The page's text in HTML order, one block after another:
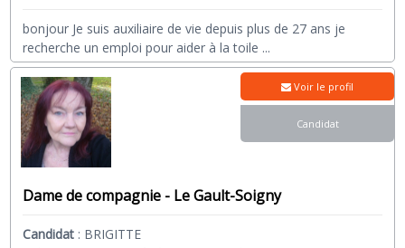
bonjour Je suis auxiliaire de vie depuis plus de 27 ans je
recherche un emploi pour aider à la toile ...
Dame de compagnie - Le Gault-Soigny
Candidat : BRIGITTE
Voir le profil
Candidat